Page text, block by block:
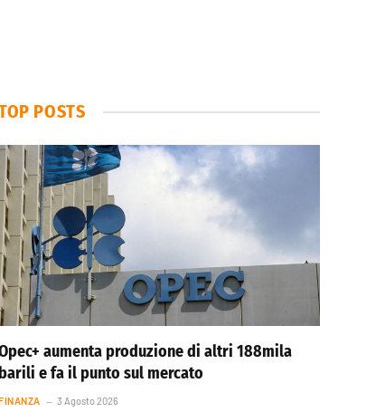
POSTS
aumenta produzione di altri 188mila
barili e fa il punto sul mercato
3 Agosto 2026